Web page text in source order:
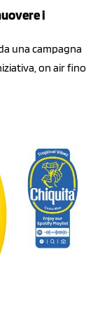
i
una campagna
on air fino